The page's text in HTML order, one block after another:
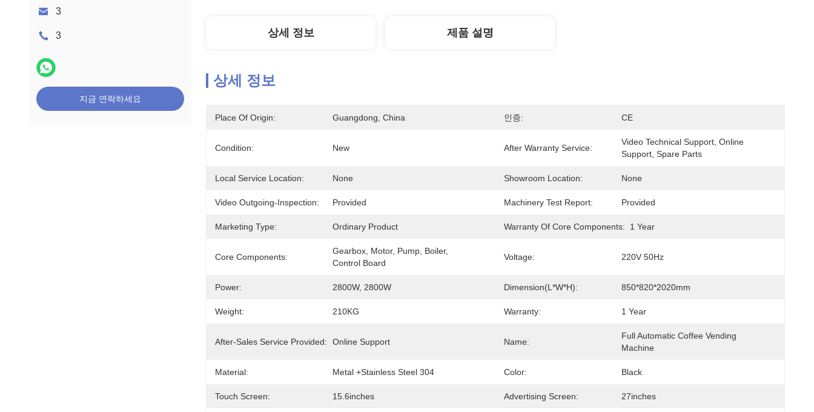
3
3
지금 연락하세요
상세 정보 제품 설명
상세 정보
Place Of Origin: Guangdong, China 인증: CE
Condition: New After Warranty Service:
Video Technical Support, Online
Support, Spare Parts
Local Service Location: None Showroom Location: None
Video Outgoing-Inspection: Provided Machinery Test Report: Provided
Marketing Type: Ordinary Product Warranty Of Core Components: 1 Year
Core Components:
Gearbox, Motor, Pump, Boiler,
Control Board
Voltage: 220V 50Hz
Power: 2800W, 2800W Dimension(L*W*H): 850*820*2020mm
Weight: 210KG Warranty: 1 Year
After-Sales Service Provided: Online Support Name:
Full Automatic Coffee Vending
Machine
Material: Metal +stainless Steel 304 Color: Black
Touch Screen: 15.6inches Advertising Screen: 27inches